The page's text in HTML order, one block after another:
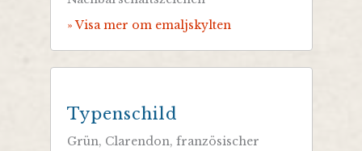
» Visa mer om emaljskylten
Typenschild
Grün, Clarendon, französischer